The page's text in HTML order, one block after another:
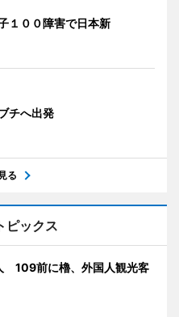
１００障害で日本新
チへ出発
る
ピックス
109前に櫓、外国人観光客